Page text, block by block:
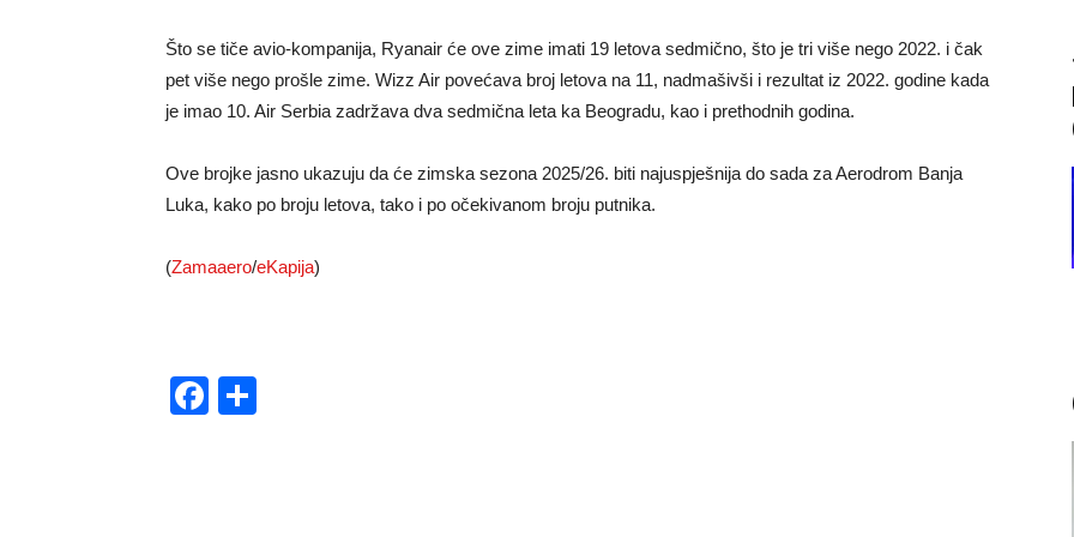
Što se tiče avio-kompanija, Ryanair će ove zime imati 19 letova sedmično, što je tri više nego 2022. i čak
pet više nego prošle zime. Wizz Air povećava broj letova na 11, nadmašivši i rezultat iz 2022. godine kada
je imao 10. Air Serbia zadržava dva sedmična leta ka Beogradu, kao i prethodnih godina.
Ove brojke jasno ukazuju da će zimska sezona 2025/26. biti najuspješnija do sada za Aerodrom Banja
Luka, kako po broju letova, tako i po očekivanom broju putnika.
(Zamaaero/eKapija)
Facebook